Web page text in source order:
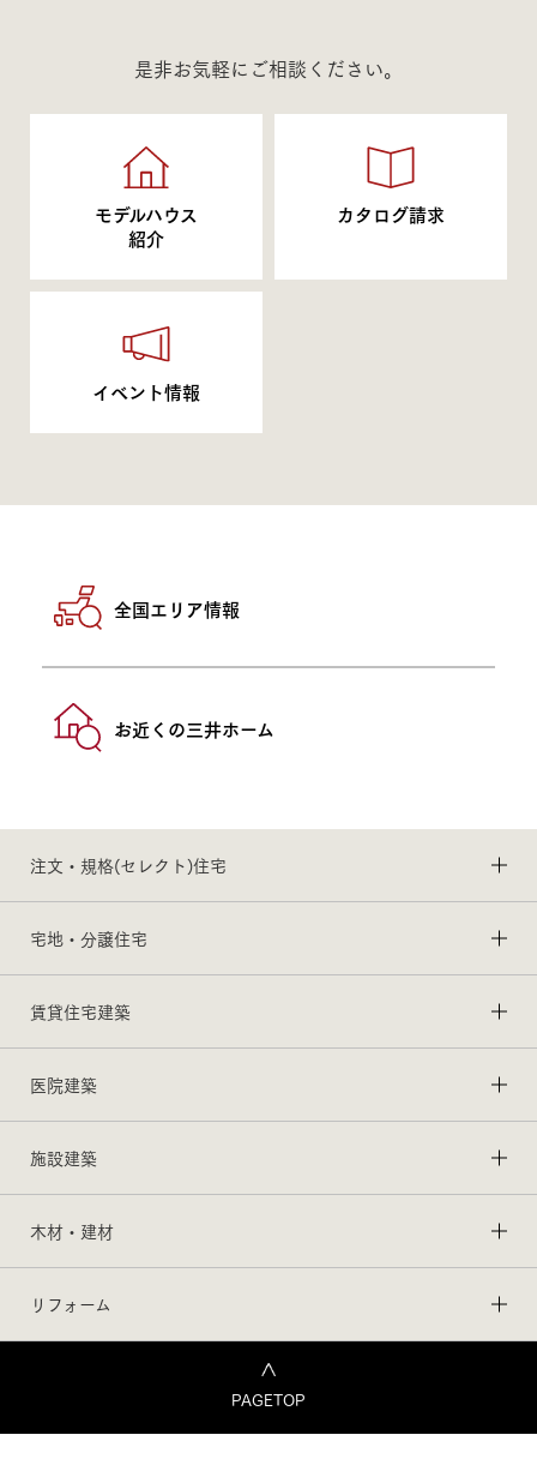
是非お気軽にご相談ください。
モデルハウス
紹介
カタログ請求
イベント情報
全国エリア情報
お近くの三井ホーム
注文・規格(セレクト)住宅
宅地・分譲住宅
賃貸住宅建築
医院建築
施設建築
木材・建材
リフォーム
PAGETOP